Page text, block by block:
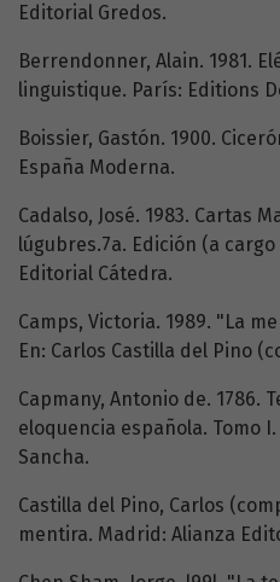
Editorial Gredos.
Berrendonner, Alain. 1981.
linguistique. París: Editions
Boissier, Gastón. 1900.
España Moderna.
Cadalso, José. 1983. Cartas
lúgubres.7a. Edición (a
Editorial Cátedra.
Camps, Victoria. 1989. "La
En: Carlos Castilla del Pino
Capmany, Antonio de. 1786.
eloquencia española. Tomo
Sancha.
Castilla del Pino, Carlos
mentira. Madrid: Alianza